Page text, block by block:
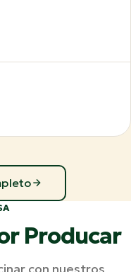
Producar
con nuestros